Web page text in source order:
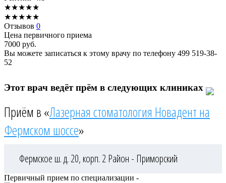
★★★★★
★★★★★
Отзывов 0
Цена первичного приема
7000 руб.
Вы можете записаться к этому врачу по телефону 499 519-38-
52
Этот врач ведёт прём в следующих клиниках
Приём в «Лазерная стоматология Новадент на
Фермском шоссе»
Фермское ш. д. 20, корп. 2 Район - Приморский
Первичный прием по специализации -